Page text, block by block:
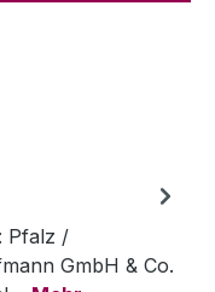
Pfalz /
GmbH & Co.